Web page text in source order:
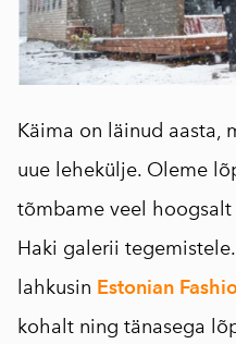
Käima on läinud aasta,
uue lehekülje. Oleme
tõmbame veel
Haki galerii
lahkusin Estonian
kohalt ning tänasega